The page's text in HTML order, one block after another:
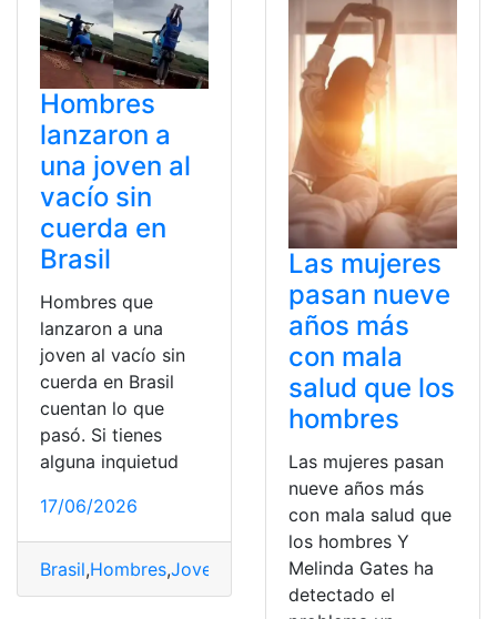
Hombres
lanzaron a
una joven al
vacío sin
cuerda en
Brasil
Hombres que
lanzaron a una
joven al vacío sin
cuerda en Brasil
cuentan lo que
pasó. Si tienes
alguna inquietud
17/06/2026
Brasil,Hombres,Joven lanzaron
Las mujeres
pasan nueve
años más
con mala
salud que los
hombres
Las mujeres pasan
nueve años más
con mala salud que
los hombres Y
Melinda Gates ha
detectado el